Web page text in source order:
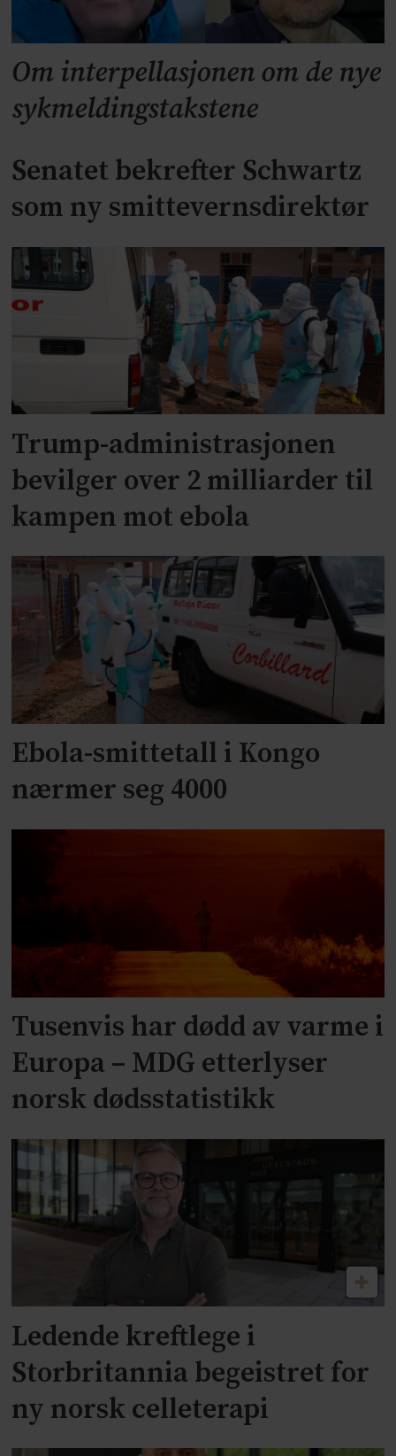
Om interpellasjonen om de nye
sykmeldingstakstene
Senatet bekrefter Schwartz
som ny smittevernsdirektør
Trump-administrasjonen
bevilger over 2 milliarder til
kampen mot ebola
Ebola-smittetall i Kongo
nærmer seg 4000
Tusenvis har dødd av varme i
Europa – MDG etterlyser
norsk dødsstatistikk
Ledende kreftlege i
Storbritannia begeistret for
ny norsk celleterapi